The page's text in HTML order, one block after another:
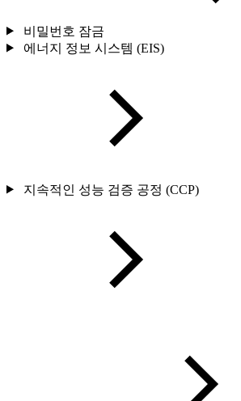
비밀번호 잠금
에너지 정보 시스템 (EIS)
지속적인 성능 검증 공정 (CCP)